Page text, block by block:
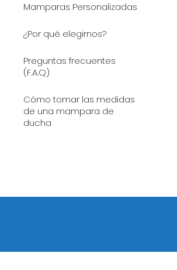
Mamparas Personalizadas
¿Por qué elegirnos?
Preguntas frecuentes
(F.A.Q)
Cómo tomar las medidas
de una mampara de
ducha